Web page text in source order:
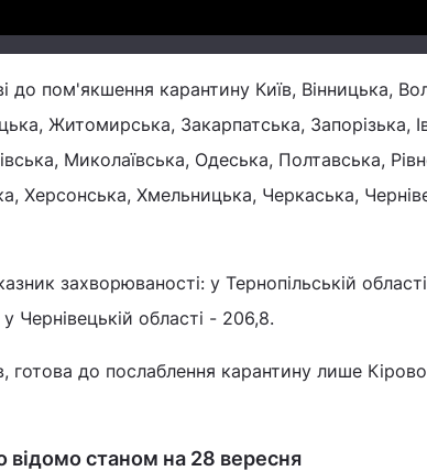
до пом'якшення карантину Київ, Вінницька,
Житомирська, Закарпатська, Запорізька,
Миколаївська, Одеська, Полтавська,
Херсонська, Хмельницька, Черкаська,
захворюваності: у Тернопільській
Чернівецькій області - 206,8.
готова до послаблення карантину лише
відомо станом на 28 вересня